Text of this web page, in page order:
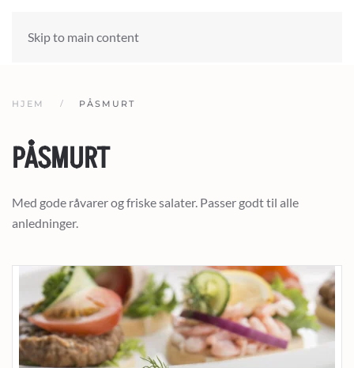
Skip to main content
HJEM PÅSMURT
PÅSMURT
Med gode råvarer og friske salater. Passer godt til alle
anledninger.